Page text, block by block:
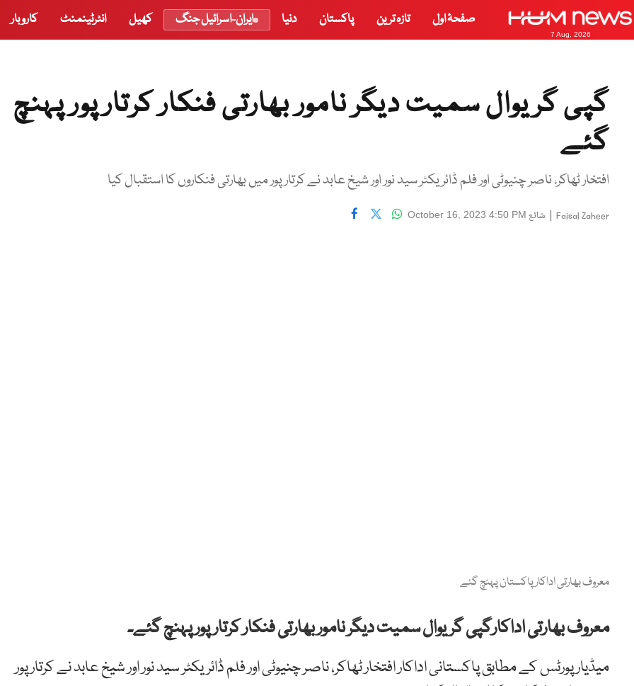
7 Aug, 2026
صفحۂ اول تازہ ترین پاکستان دنیا ایران-اسرائیل جنگ کھیل انٹرٹینمنٹ کاروبار
گپی گریوال سمیت دیگر نامور بھارتی فنکار کرتارپور پہنچ
گئے
افتخار ٹھاکر، ناصر چنیوٹی اور فلم ڈائریکٹر سید نور اور شیخ عابد نے کرتارپور میں بھارتی فنکاروں کا استقبال کیا
Faisal Zaheer
| شائع October 16, 2023 4:50 PM
معروف بھارتی اداکار پاکستان پہنچ گئے
معروف بھارتی اداکارگپی گریوال سمیت دیگر نامور بھارتی فنکار کرتارپور پہنچ گئے۔
میڈیارپورٹس کے مطابق پاکستانی اداکار افتخار ٹھاکر، ناصر چنیوٹی اور فلم ڈائریکٹر سید نور اور شیخ عابد نے کرتارپور